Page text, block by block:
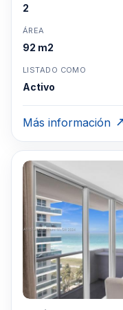
2
ÁREA
92 m2
LISTADO COMO
Activo
Más información